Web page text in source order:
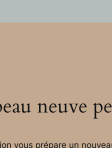
neuve
vous prépare un